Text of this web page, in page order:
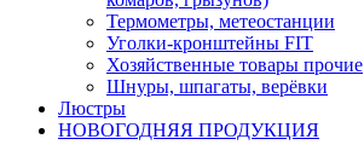
Термометры, метеостанции
Уголки-кронштейны FIT
Хозяйственные товары прочие
Шнуры, шпагаты, верёвки
Люстры
НОВОГОДНЯЯ ПРОДУКЦИЯ